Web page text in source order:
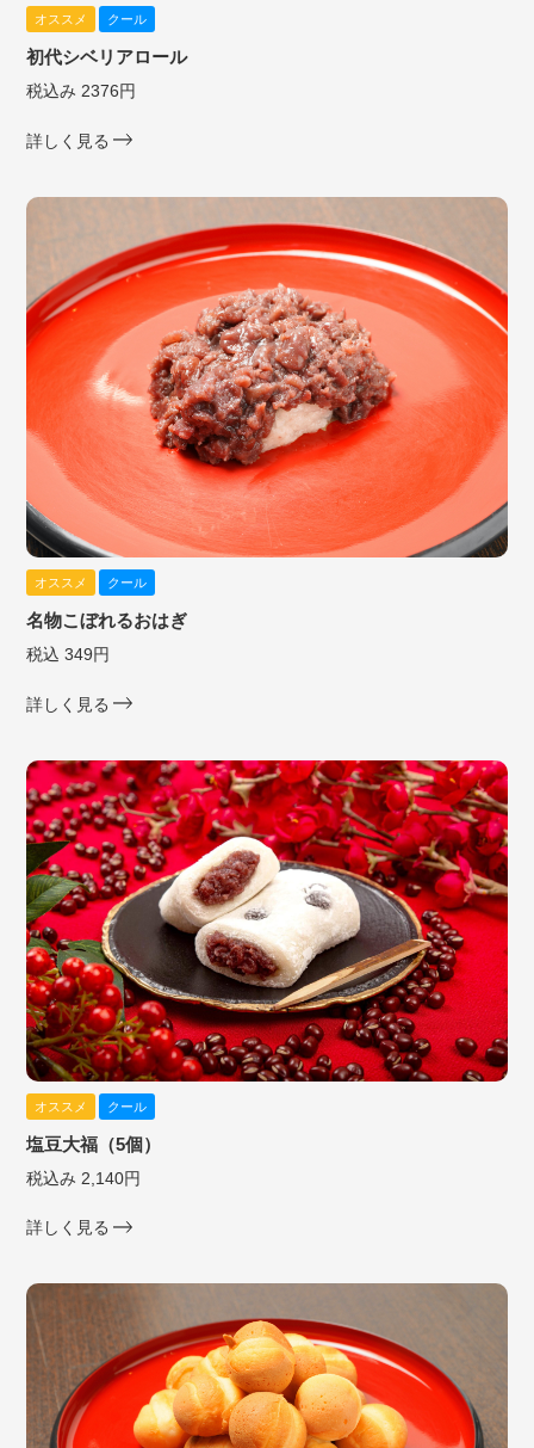
オススメ クール
初代シベリアロール
税込み 2376円
詳しく見る
オススメ クール
名物こぼれるおはぎ
税込 349円
詳しく見る
オススメ クール
塩豆大福（5個）
税込み 2,140円
詳しく見る